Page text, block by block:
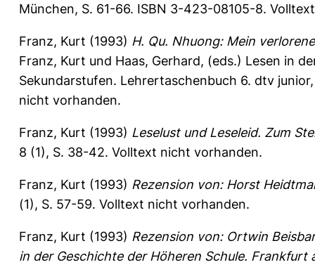
München, S. 61-66. ISBN 3-423-08105-8.
Franz, Kurt (1993) H. Qu. Nhuong: Mein
Franz, Kurt und Haas, Gerhard, (eds.) Lesen in
Sekundarstufen. Lehrertaschenbuch 6. dtv
nicht vorhanden.
Franz, Kurt (1993) Leselust und Leseleid. Zum
8 (1), S. 38-42. Volltext nicht vorhanden.
Franz, Kurt (1993) Rezension von: Horst
(1), S. 57-59. Volltext nicht vorhanden.
Franz, Kurt (1993) Rezension von: Ortwin
in der Geschichte der Höheren Schule. Frankfurt